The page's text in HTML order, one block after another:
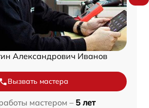
Александрович Иванов
Вызвать мастера
мастером – 5 лет